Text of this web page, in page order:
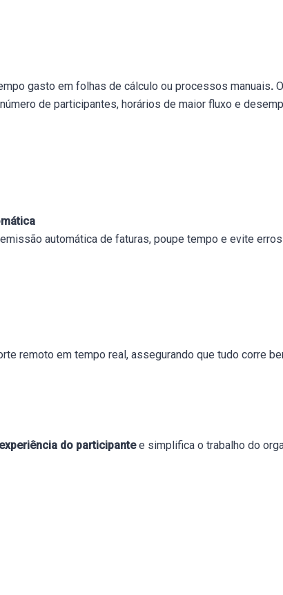
gasto em folhas de cálculo ou processos manuais.
de participantes, horários de maior fluxo e
automática de faturas, poupe tempo e evite erros
remoto em tempo real, assegurando que tudo corre
experiência do participantee simplifica o trabalho do